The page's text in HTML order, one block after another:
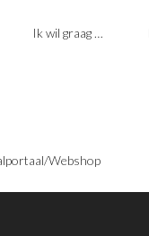
Ik wil graag …
Webshop